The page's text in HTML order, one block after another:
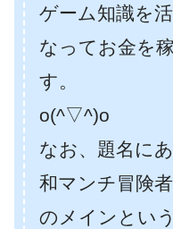
ゲーム知識を
なってお金を
す。
o(^▽^)o
なお、題名に
和マンチ冒険
のメインという